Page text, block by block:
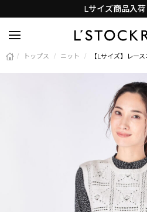
Lサイズ商品入
/ トップス / ニット / 【Lサイズ】レー